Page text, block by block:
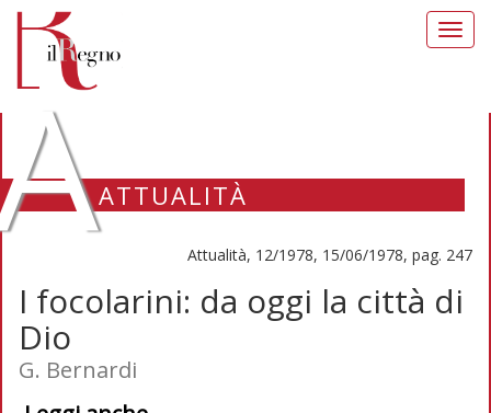
ATTUALITÀ
Attualità, 12/1978, 15/06/1978, pag. 247
I focolarini: da oggi la città di
Dio
G. Bernardi